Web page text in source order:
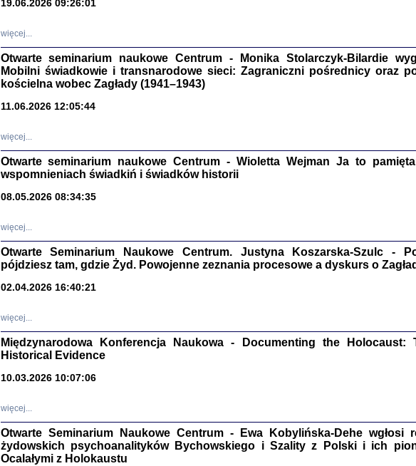
Wagner Rózia
oprac. Aleksandra Bańkowska
oprac. Aleksandra Bańkowska, wstęp
Zagłada Żydów.
Studia i Materiały
NIE WIEMY CO PRZYNIESIE NAM KOLEJNA
19.06.2026 09:26:01
więcej...
Otwarte seminarium naukowe Centrum - Monika Stolarczyk-Bilardie
Mobilni świadkowie i transnarodowe sieci: Zagraniczni pośrednicy oraz
kościelna wobec Zagłady (1941–1943)
11.06.2026 12:05:44
więcej...
Otwarte seminarium naukowe Centrum - Wioletta Wejman Ja to
wspomnieniach świadkiń i świadków historii
08.05.2026 08:34:35
więcej...
Otwarte Seminarium Naukowe Centrum. Justyna Koszarska-Szulc -
pójdziesz tam, gdzie Żyd. Powojenne zeznania procesowe a dyskurs o
02.04.2026 16:40:21
więcej...
Międzynarodowa Konferencja Naukowa - Documenting the Holocaust:
Historical Evidence
10.03.2026 10:07:06
więcej...
Otwarte Seminarium Naukowe Centrum - Ewa Kobylińska-Dehe wgłosi
żydowskich psychoanalityków Bychowskiego i Szality z Polski i ich
Ocalałymi z Holokaustu